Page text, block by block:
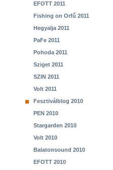
EFOTT 2011
Fishing on Orfű 2011
Hegyalja 2011
PaFe 2011
Pohoda 2011
Sziget 2011
SZIN 2011
Volt 2011
Fesztiválblog 2010
PEN 2010
Stargarden 2010
Volt 2010
Balatonsound 2010
EFOTT 2010